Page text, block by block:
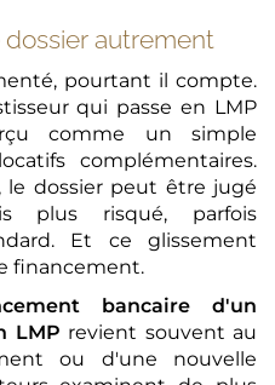
autrement
pourtant il compte.
qui passe en LMP
comme un simple
complémentaires.
le dossier peut être jugé
plus risqué, parfois
Et ce glissement
financement.
bancaire d'un
LMP revient souvent au
ou d'une nouvelle